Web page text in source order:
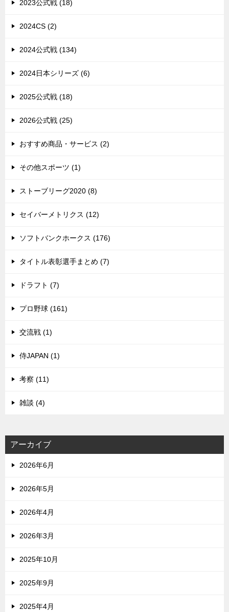
2023公式戦 (18)
2024CS (2)
2024公式戦 (134)
2024日本シリーズ (6)
2025公式戦 (18)
2026公式戦 (25)
おすすめ商品・サービス (2)
その他スポーツ (1)
ストーブリーグ2020 (8)
セイバーメトリクス (12)
ソフトバンクホークス (176)
タイトル表彰選手まとめ (7)
ドラフト (7)
プロ野球 (161)
交流戦 (1)
侍JAPAN (1)
考察 (11)
雑談 (4)
アーカイブ
2026年6月
2026年5月
2026年4月
2026年3月
2025年10月
2025年9月
2025年4月